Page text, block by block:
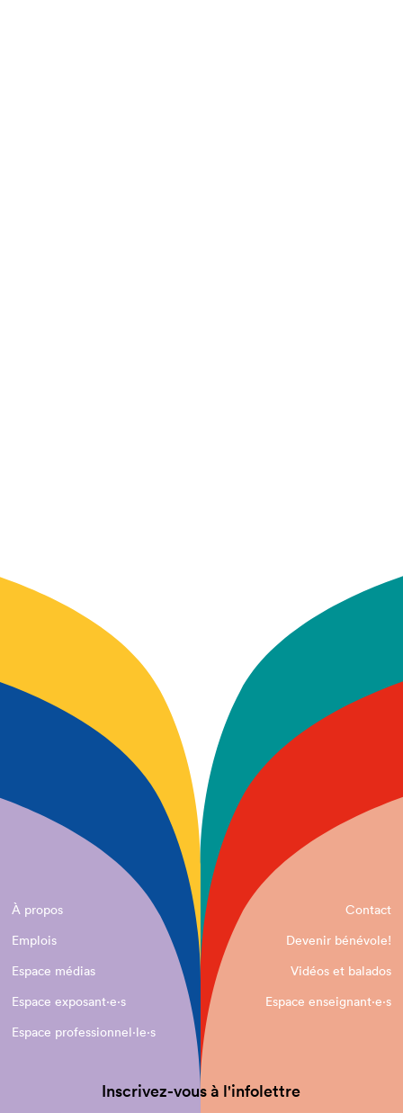
À propos
Contact
Emplois
Devenir bénévole!
Espace médias
Vidéos et balados
Espace exposant·e⋅s
Espace enseignant·e⋅s
Espace professionnel·le⋅s
Inscrivez-vous à l'infolettre